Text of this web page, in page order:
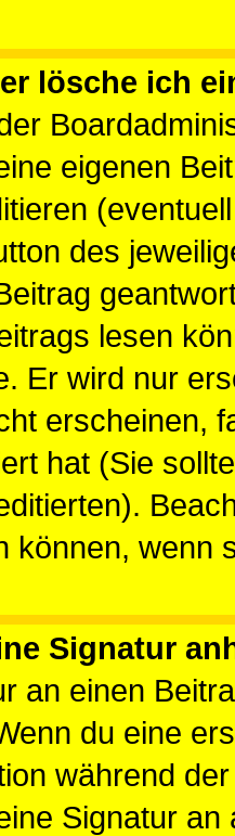
lösche ich
eigenen
des
lesen
Er wird nur
erscheinen,
hat (Sie
können, wenn
Signatur
an einen
du eine
während
Signatur